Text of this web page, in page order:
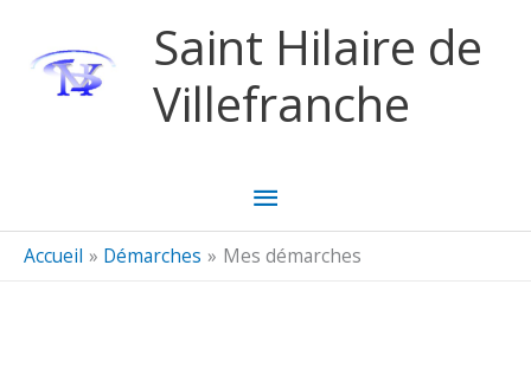
Saint Hilaire de
Villefranche
Menu
principal
Accueil Démarches Mes démarches